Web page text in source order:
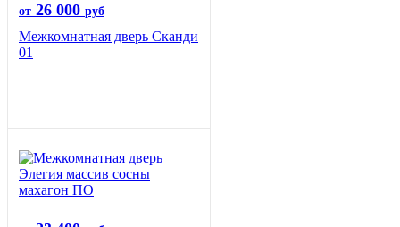
от 26 000 руб
Межкомнатная дверь Сканди
01